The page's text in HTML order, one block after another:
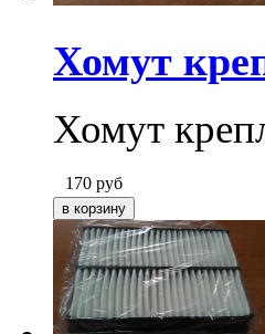
Хомут
Хомут
170 руб